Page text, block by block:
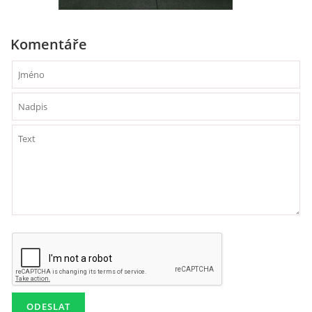
DISKOGRAFIE - BOOTLEGY II
DISKOGRAFIE - BOOTLEGY III
DISKOGRAFIE - BOOTLEGY VI
DISKOGRAFIE - LP ROZHOVORY
Komentáře